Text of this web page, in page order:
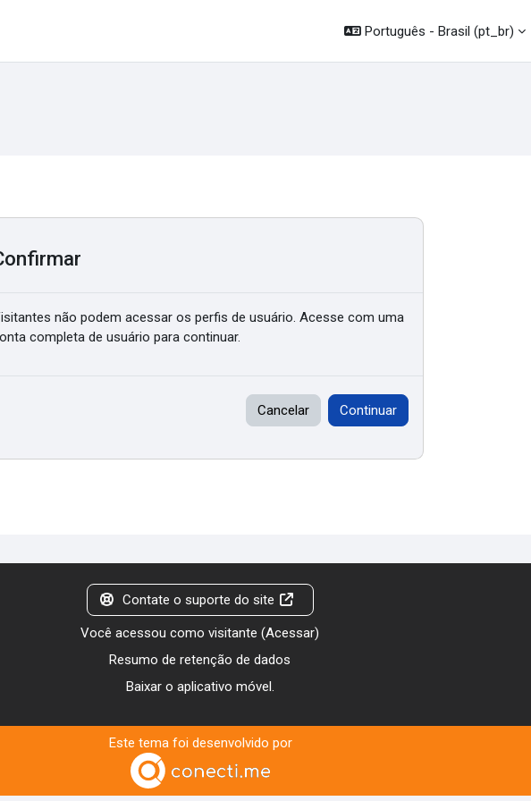
Português - Brasil ‎(pt_br)‎
não podem acessar os perfis de usuário. Acesse com uma
completa de usuário para continuar.
Cancelar Continuar
Contate o suporte do site
Você acessou como visitante (Acessar)
Resumo de retenção de dados
Baixar o aplicativo móvel.
Este tema foi desenvolvido por